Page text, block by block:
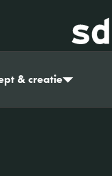
& creatie